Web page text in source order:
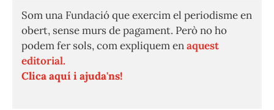
Som una Fundació que exercim el periodisme en
obert, sense murs de pagament. Però no ho
podem fer sols, com expliquem enaquest
editorial.
Clica aquí i ajuda'ns!